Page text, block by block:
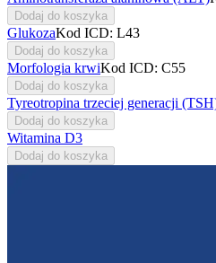
Dodaj do koszyka
GlukozaKod ICD: L43
Dodaj do koszyka
Morfologia krwiKod ICD: C55
Dodaj do koszyka
Tyreotropina trzeciej generacji
Dodaj do koszyka
Witamina D3
Dodaj do koszyka